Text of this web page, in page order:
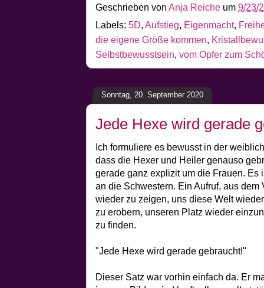
Geschrieben von Anja Reiche um 9/23/
Labels: 5D, Aufstieg, Eigenmacht,
die eigene Größe kommen,
Selbstbewusstsein, vom Opfer zum
Sonntag, 20. September 2020
Jede Hexe wird gerade
Ich formuliere es bewusst in der
dass die Hexer und Heiler genauso
gerade ganz explizit um die Frauen. Es
an die Schwestern. Ein Aufruf, aus dem
wieder zu zeigen, uns diese Welt
zu erobern, unseren Platz wieder
zu finden.
"Jede Hexe wird gerade gebraucht!"
Dieser Satz war vorhin einfach da. Er